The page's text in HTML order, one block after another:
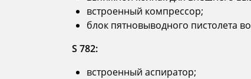
встроенный компрессор;
блок пятновыводного пистолета
S 782:
встроенный аспиратор;